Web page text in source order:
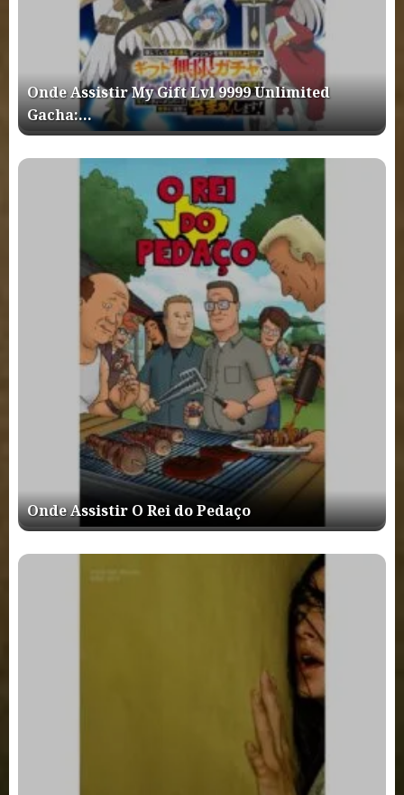
Onde Assistir My Gift Lvl 9999 Unlimited
Gacha:…
Onde Assistir O Rei do Pedaço